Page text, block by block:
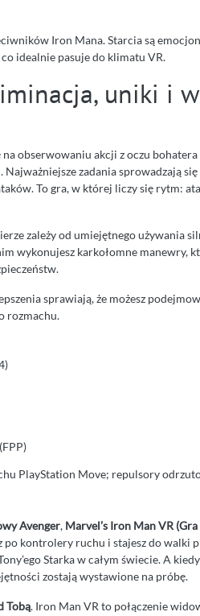
Iron Mana. Starcia są
idealnie pasuje do klimatu VR.
uniki i
na obserwowaniu akcji z oczu bohatera
zadania sprowadzają się
To gra, w której liczy się rytm:
zależy od umiejętnego używania
wykonujesz karkołomne manewry,
sprawiają, że możesz
rozmachu.
PlayStation Move; repulsory
Avenger, Marvel’s Iron Man VR (Gra
po kontrolery ruchu i stajesz do walki
Starka w całym świecie. A
zostają wystawione na próbę.
Tobą. Iron Man VR to połączenie